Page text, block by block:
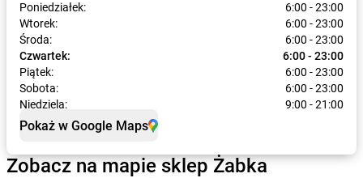
Poniedziałek:
6:00 - 23:00
Wtorek:
6:00 - 23:00
Środa:
6:00 - 23:00
Czwartek:
6:00 - 23:00
Piątek:
6:00 - 23:00
Sobota:
6:00 - 23:00
Niedziela:
9:00 - 21:00
Pokaż w Google Maps
Zobacz na mapie sklep Żabka